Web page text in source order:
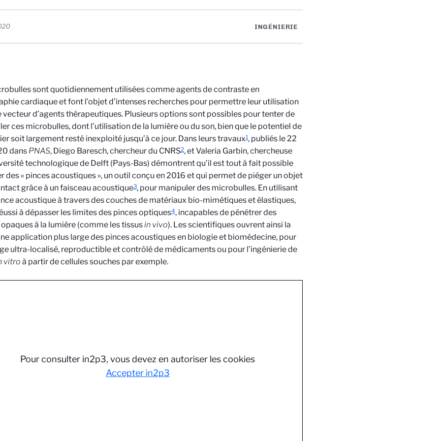
INGÉNIERIE
sont quotidiennement utilisées comme agents de contraste en
cardiaque et font l’objet d’intenses recherches pour permettre leur utilisation
d’agents thérapeutiques. Plusieurs options sont possibles pour tenter de
ces microbulles, dont l’utilisation de la lumière ou du son, bien que le potentiel de
soit largement resté inexploité jusqu’à ce jour. Dans leurs travaux1, publiés le 22
dans PNAS, Diego Baresch, chercheur du CNRS2, et Valeria Garbin, chercheuse
technologique de Delft (Pays-Bas) démontrent qu’il est tout à fait possible
des « pinces acoustiques », un outil conçu en 2016 et qui permet de piéger un objet
grâce à un faisceau acoustique3, pour manipuler des microbulles. En utilisant
acoustique à travers des couches de matériaux bio-mimétiques et élastiques,
à dépasser les limites des pinces optiques4, incapables de pénétrer des
à la lumière (comme les tissusin vivo). Les scientifiques ouvrent ainsi la
application plus large des pinces acoustiques en biologie et biomédecine, pour
ultra-localisé, reproductible et contrôlé de médicaments ou pour l’ingénierie de
vitro à partir de cellules souches par exemple.
Pour consulter in2p3, vous devez en autoriser les cookies
Accepter in2p3